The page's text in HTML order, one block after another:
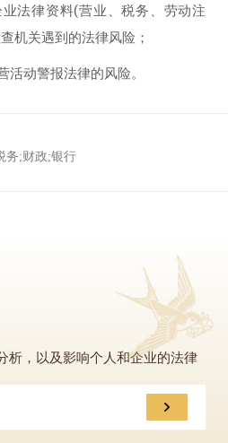
法律资料(营业、税务、劳动注
机关遇到的法律风险；
动警报法律的风险。
务;财政;银行
析，以及影响个人和企业的法律